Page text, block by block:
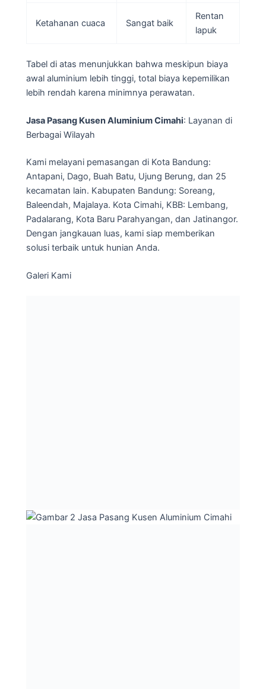
Ketahanan cuaca Sangat baik
Rentan
lapuk
Tabel di atas menunjukkan bahwa meskipun biaya
awal aluminium lebih tinggi, total biaya kepemilikan
lebih rendah karena minimnya perawatan.
Jasa Pasang Kusen Aluminium Cimahi: Layanan di
Berbagai Wilayah
Kami melayani pemasangan di Kota Bandung:
Antapani, Dago, Buah Batu, Ujung Berung, dan 25
kecamatan lain. Kabupaten Bandung: Soreang,
Baleendah, Majalaya. Kota Cimahi, KBB: Lembang,
Padalarang, Kota Baru Parahyangan, dan Jatinangor.
Dengan jangkauan luas, kami siap memberikan
solusi terbaik untuk hunian Anda.
Galeri Kami